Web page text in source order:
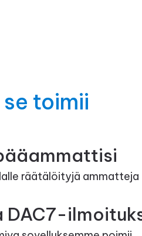
se toimii
räätälöityjä ammatteja
DAC7-